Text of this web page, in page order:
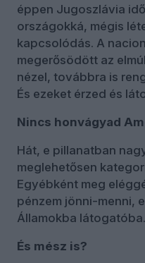
éppen Jugoszlávia
országokká, mégis
kapcsolódás. A
megerősödött az
nézel, továbbra is
És ezeket érzed és
Nincs honvágyad
Hát, e pillanatban
meglehetősen
Egyébként meg
pénzem jönni-menni,
Államokba látogatóba.
És mész is?